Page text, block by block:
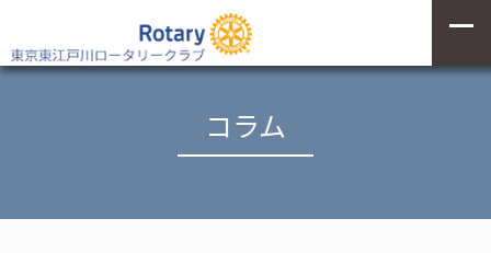
コラム